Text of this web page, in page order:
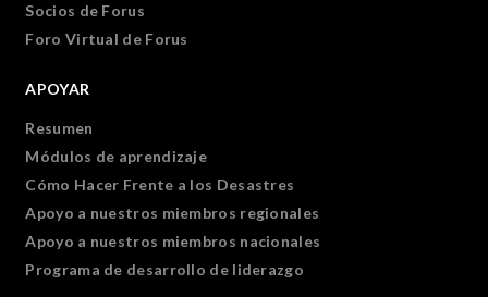
Socios de Forus
Foro Virtual de Forus
APOYAR
Resumen
Módulos de aprendizaje
Cómo Hacer Frente a los Desastres
Apoyo a nuestros miembros regionales
Apoyo a nuestros miembros nacionales
Programa de desarrollo de liderazgo